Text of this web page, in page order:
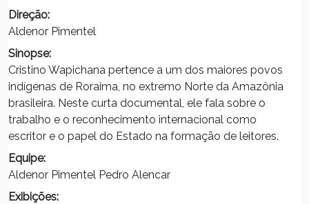
Direção:
Aldenor Pimentel
Sinopse:
Cristino Wapichana pertence a um dos maiores povos
indígenas de Roraima, no extremo Norte da Amazônia
brasileira. Neste curta documental, ele fala sobre o
trabalho e o reconhecimento internacional como
escritor e o papel do Estado na formação de leitores.
Equipe:
Aldenor Pimentel Pedro Alencar
Exibições: